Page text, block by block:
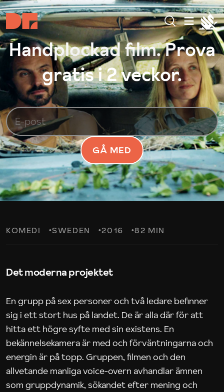
Handplockad film. Prova
gratis i 2 veckor.
GÅ MED
KOMEDI SWEDEN 2016 82 MIN
Det moderna projektet
En grupp på sex personer och två ledare befinner
sig i ett stort hus på landet. De är alla där för att
hitta ett högre syfte med sin existens. En
bekännelsekamera är med och förväntningarna och
energin är på topp. Gruppen, filmen och den
allvetande manliga voice-overn avhandlar ämnen
som gruppdynamik, sökandet efter mening och